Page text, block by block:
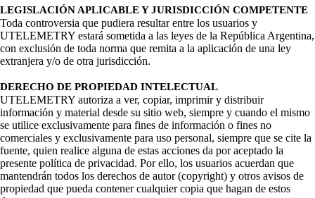
LEGISLACIÓN APLICABLE Y JURISDICCIÓN COMPETENTE
Toda controversia que pudiera resultar entre los usuarios y
UTELEMETRY estará sometida a las leyes de la República Argentina,
con exclusión de toda norma que remita a la aplicación de una ley
extranjera y/o de otra jurisdicción.
DERECHO DE PROPIEDAD INTELECTUAL
UTELEMETRY autoriza a ver, copiar, imprimir y distribuir
información y material desde su sitio web, siempre y cuando el mismo
se utilice exclusivamente para fines de información o fines no
comerciales y exclusivamente para uso personal, siempre que se cite la
fuente, quien realice alguna de estas acciones da por aceptado la
presente política de privacidad. Por ello, los usuarios acuerdan que
mantendrán todos los derechos de autor (copyright) y otros avisos de
propiedad que pueda contener cualquier copia que hagan de estos